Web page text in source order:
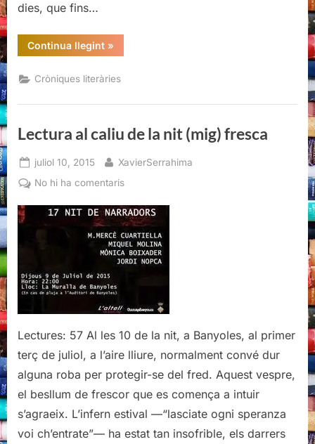
dies, que fins…
Continua llegint“Lectura
al
de
la
(mig)
»
Cròniques literàries
Lectura al caliu de la nit (mig) fresca
Posted
on
juliol 10, 2015 By
XavierSerrahima
No hi ha comentarisa
al
caliu
de
la
fresca
Lectures: 57 Al les 10 de la nit, a Banyoles, al primer
terç de juliol, a l’aire lliure, normalment convé dur
alguna roba per protegir-se del fred. Aquest vespre,
el besllum de frescor que es comença a intuir
s’agraeix. L’infern estival —“lasciate ogni speranza
voi ch’entrate”— ha estat tan insofrible, els darrers